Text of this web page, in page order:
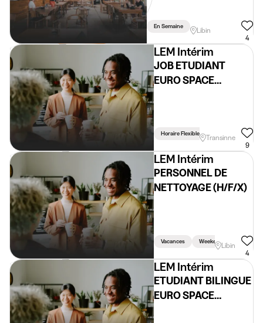
En Semaine
Libin
4
LEM Intérim
JOB ETUDIANT
EURO SPACE
CENTER
Horaire Flexible
Transinne
9
LEM Intérim
PERSONNEL DE
NETTOYAGE (H/F/X)
Vacances WeekendLibin
4
LEM Intérim
ETUDIANT BILINGUE
EURO SPACE
CENTER (H/F/X)